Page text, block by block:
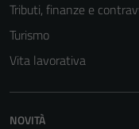
Tributi, finanze e
Turismo
Vita lavorativa
NOVITÀ